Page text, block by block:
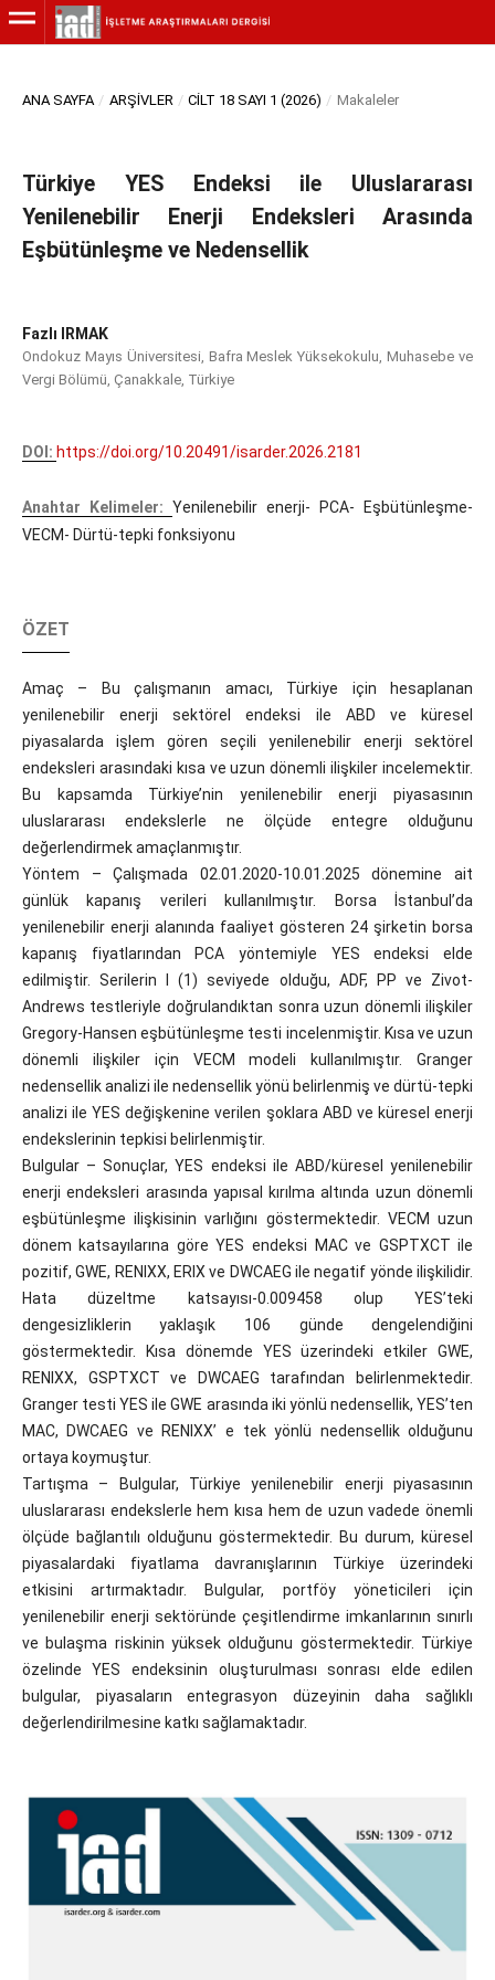
ANA SAYFA / ARŞIVLER / CILT 18 SAYI 1 (2026) / Makaleler
Türkiye YES Endeksi ile Uluslararası
Yenilenebilir Enerji Endeksleri Arasında
Eşbütünleşme ve Nedensellik
Fazlı IRMAK
Ondokuz Mayıs Üniversitesi, Bafra Meslek Yüksekokulu, Muhasebe ve
Vergi Bölümü, Çanakkale, Türkiye
DOI: https://doi.org/10.20491/isarder.2026.2181
Anahtar Kelimeler: Yenilenebilir enerji- PCA- Eşbütünleşme-
VECM- Dürtü-tepki fonksiyonu
ÖZET
Amaç – Bu çalışmanın amacı, Türkiye için hesaplanan
yenilenebilir enerji sektörel endeksi ile ABD ve küresel
piyasalarda işlem gören seçili yenilenebilir enerji sektörel
endeksleri arasındaki kısa ve uzun dönemli ilişkiler incelemektir.
Bu kapsamda Türkiye’nin yenilenebilir enerji piyasasının
uluslararası endekslerle ne ölçüde entegre olduğunu
değerlendirmek amaçlanmıştır.
Yöntem – Çalışmada 02.01.2020-10.01.2025 dönemine ait
günlük kapanış verileri kullanılmıştır. Borsa İstanbul’da
yenilenebilir enerji alanında faaliyet gösteren 24 şirketin borsa
kapanış fiyatlarından PCA yöntemiyle YES endeksi elde
edilmiştir. Serilerin I (1) seviyede olduğu, ADF, PP ve Zivot-
Andrews testleriyle doğrulandıktan sonra uzun dönemli ilişkiler
Gregory-Hansen eşbütünleşme testi incelenmiştir. Kısa ve uzun
dönemli ilişkiler için VECM modeli kullanılmıştır. Granger
nedensellik analizi ile nedensellik yönü belirlenmiş ve dürtü-tepki
analizi ile YES değişkenine verilen şoklara ABD ve küresel enerji
endekslerinin tepkisi belirlenmiştir.
Bulgular – Sonuçlar, YES endeksi ile ABD/küresel yenilenebilir
enerji endeksleri arasında yapısal kırılma altında uzun dönemli
eşbütünleşme ilişkisinin varlığını göstermektedir. VECM uzun
dönem katsayılarına göre YES endeksi MAC ve GSPTXCT ile
pozitif, GWE, RENIXX, ERIX ve DWCAEG ile negatif yönde ilişkilidir.
Hata düzeltme katsayısı-0.009458 olup YES’teki
dengesizliklerin yaklaşık 106 günde dengelendiğini
göstermektedir. Kısa dönemde YES üzerindeki etkiler GWE,
RENIXX, GSPTXCT ve DWCAEG tarafından belirlenmektedir.
Granger testi YES ile GWE arasında iki yönlü nedensellik, YES’ten
MAC, DWCAEG ve RENIXX’ e tek yönlü nedensellik olduğunu
ortaya koymuştur.
Tartışma – Bulgular, Türkiye yenilenebilir enerji piyasasının
uluslararası endekslerle hem kısa hem de uzun vadede önemli
ölçüde bağlantılı olduğunu göstermektedir. Bu durum, küresel
piyasalardaki fiyatlama davranışlarının Türkiye üzerindeki
etkisini artırmaktadır. Bulgular, portföy yöneticileri için
yenilenebilir enerji sektöründe çeşitlendirme imkanlarının sınırlı
ve bulaşma riskinin yüksek olduğunu göstermektedir. Türkiye
özelinde YES endeksinin oluşturulması sonrası elde edilen
bulgular, piyasaların entegrasyon düzeyinin daha sağlıklı
değerlendirilmesine katkı sağlamaktadır.